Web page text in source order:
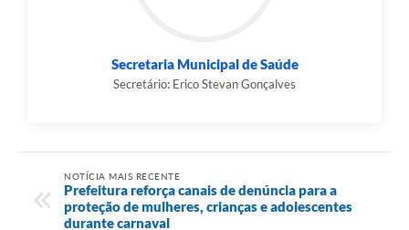
Secretaria Municipal de Saúde
Secretário: Erico Stevan Gonçalves
NOTÍCIA MAIS RECENTE
Prefeitura reforça canais de denúncia para a
proteção de mulheres, crianças e adolescentes
durante carnaval